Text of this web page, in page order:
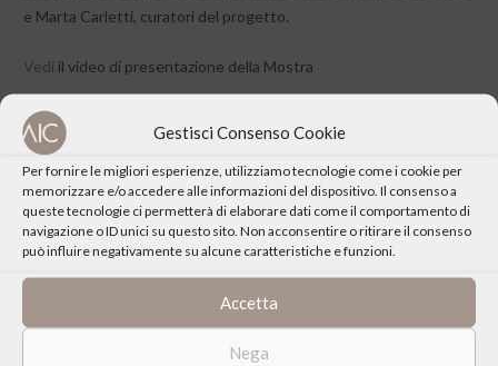
Gestisci Consenso Cookie
Per fornire le migliori esperienze, utilizziamo tecnologie come i cookie per
memorizzare e/o accedere alle informazioni del dispositivo. Il consenso a
queste tecnologie ci permetterà di elaborare dati come il comportamento di
navigazione o ID unici su questo sito. Non acconsentire o ritirare il consenso
può influire negativamente su alcune caratteristiche e funzioni.
Accetta
Nega
e Marta Carletti, curatori del progetto.
Vedi il video di presentazione della Mostra
CONDIVIDI QUESTO EVENTO